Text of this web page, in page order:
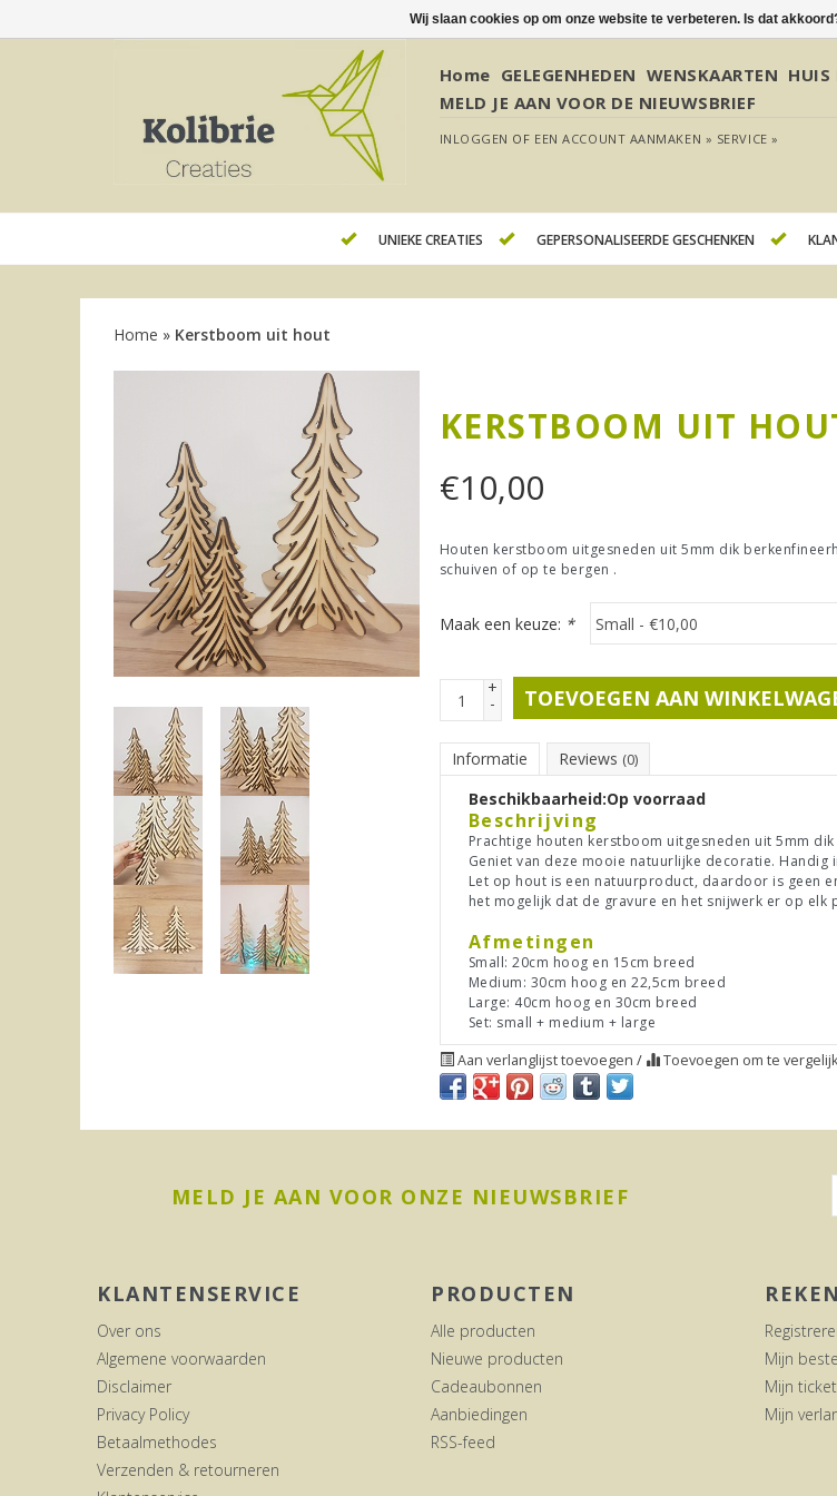
Home GELEGENHEDEN WENSKAARTEN HUIS
MELD JE AAN VOOR DE NIEUWSBRIEF
INLOGGEN OF EEN ACCOUNT AANMAKEN » SERVICE »
UNIEKE CREATIES GEPERSONALISEERDE GESCHENKEN
Home » Kerstboom uit hout
KERSTBOOM UIT
€10,00
Houten kerstboom uitgesneden uit 5mm dik
schuiven of op te bergen .
Maak een keuze: *
+
- TOEVOEGEN AAN
Informatie Reviews (0)
Beschikbaarheid:Op voorraad
Beschrijving
Prachtige houten kerstboom uitgesneden uit 5mm
Geniet van deze mooie natuurlijke decoratie. Handig
Let op hout is een natuurproduct, daardoor is geen
het mogelijk dat de gravure en het snijwerk er op
Afmetingen
Small: 20cm hoog en 15cm breed
Medium: 30cm hoog en 22,5cm breed
Large: 40cm hoog en 30cm breed
Set: small + medium + large
Aan verlanglijst toevoegen / Toevoegen om te
MELD JE AAN VOOR ONZE NIEUWSBRIEF
KLANTENSERVICE
Over ons
Algemene voorwaarden
Disclaimer
Privacy Policy
Betaalmethodes
Verzenden & retourneren
PRODUCTEN
Alle producten
Nieuwe producten
Cadeaubonnen
Aanbiedingen
RSS-feed
Mijn
Mijn
Mijn
Wij slaan cookies op om onze website te verbeteren. Is dat